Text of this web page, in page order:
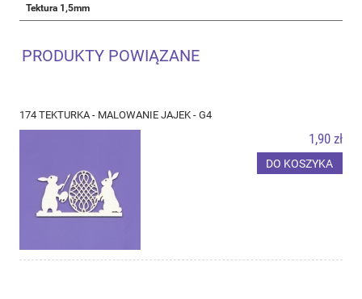
Tektura 1,5mm
PRODUKTY POWIĄZANE
174 TEKTURKA - MALOWANIE JAJEK - G4
1,90 zł
DO KOSZYKA